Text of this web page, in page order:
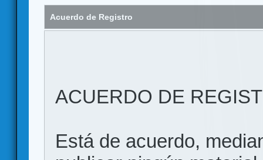
Acuerdo de Registro
ACUERDO DE
Está de acuerdo,